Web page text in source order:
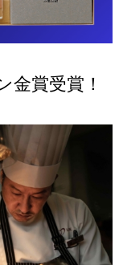
金賞受賞！